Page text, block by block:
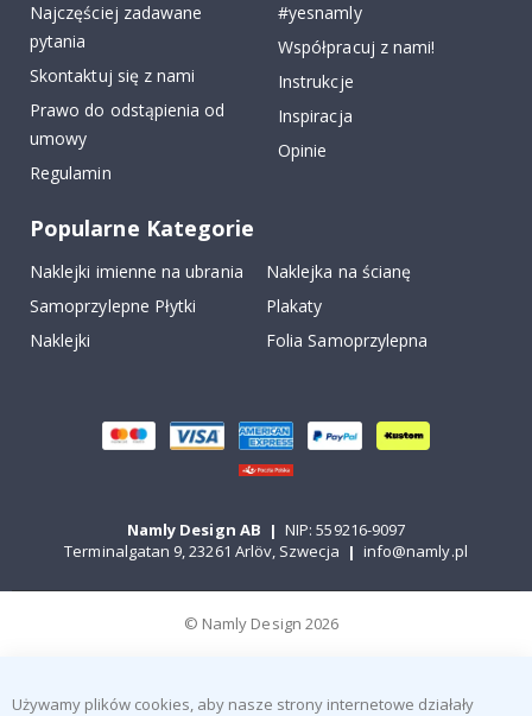
Najczęściej zadawane
pytania
Skontaktuj się z nami
Prawo do odstąpienia od
umowy
Regulamin
#yesnamly
Współpracuj z nami!
Instrukcje
Inspiracja
Opinie
Popularne Kategorie
Naklejki imienne na ubrania
Naklejka na ścianę
Samoprzylepne Płytki
Plakaty
Naklejki
Folia Samoprzylepna
Namly Design AB | NIP: 559216-9097
Terminalgatan 9, 23261 Arlöv, Szwecja | info@namly.pl
© Namly Design 2026
Używamy plików cookies, aby nasze strony internetowe działały